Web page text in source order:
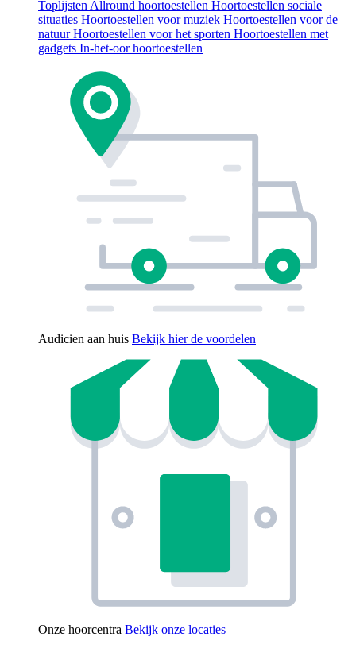
Toplijsten Allround hoortoestellen Hoortoestellen sociale
situaties Hoortoestellen voor muziek Hoortoestellen voor de
natuurHoortoestellen voor het sporten Hoortoestellen met
gadgets In-het-oor hoortoestellen
Audicien aan huis Bekijk hier de voordelen
Onze hoorcentra Bekijk onze locaties